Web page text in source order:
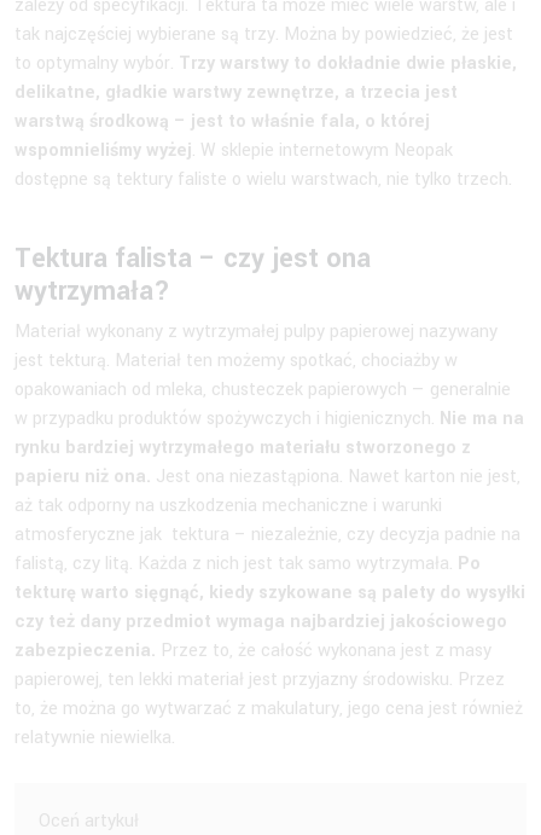
zależy od specyfikacji. Tektura ta może mieć wiele warstw, ale i
tak najczęściej wybierane są trzy. Można by powiedzieć, że jest
to optymalny wybór. Trzy warstwy to dokładnie dwie płaskie,
delikatne, gładkie warstwy zewnętrze, a trzecia jest
warstwą środkową – jest to właśnie fala, o której
wspomnieliśmy wyżej. W sklepie internetowym Neopak
dostępne są tektury faliste o wielu warstwach, nie tylko trzech.
Tektura falista – czy jest ona
wytrzymała?
Materiał wykonany z wytrzymałej pulpy papierowej nazywany
jest tekturą. Materiał ten możemy spotkać, chociażby w
opakowaniach od mleka, chusteczek papierowych — generalnie
w przypadku produktów spożywczych i higienicznych. Nie ma na
rynku bardziej wytrzymałego materiału stworzonego z
papieru niż ona. Jest ona niezastąpiona. Nawet karton nie jest,
aż tak odporny na uszkodzenia mechaniczne i warunki
atmosferyczne jak tektura – niezależnie, czy decyzja padnie na
falistą, czy litą. Każda z nich jest tak samo wytrzymała. Po
tekturę warto sięgnąć, kiedy szykowane są palety do wysyłki
czy też dany przedmiot wymaga najbardziej jakościowego
zabezpieczenia. Przez to, że całość wykonana jest z masy
papierowej, ten lekki materiał jest przyjazny środowisku. Przez
to, że można go wytwarzać z makulatury, jego cena jest również
relatywnie niewielka.
Oceń artykuł